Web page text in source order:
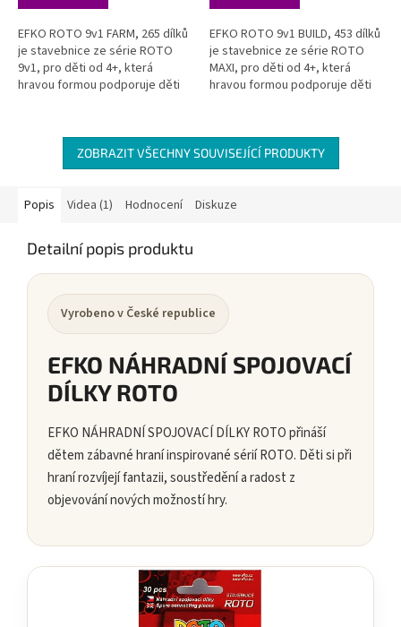
EFKO ROTO 9v1 FARM, 265 dílků
je stavebnice ze série ROTO
9v1, pro děti od 4+, která
hravou formou podporuje děti
EFKO ROTO 9v1 BUILD, 453 dílků
je stavebnice ze série ROTO
MAXI, pro děti od 4+, která
hravou formou podporuje děti
ZOBRAZIT VŠECHNY SOUVISEJÍCÍ PRODUKTY
Popis Videa (1) Hodnocení Diskuze
Detailní popis produktu
Vyrobeno v České republice
EFKO NÁHRADNÍ SPOJOVACÍ
DÍLKY ROTO
EFKO NÁHRADNÍ SPOJOVACÍ DÍLKY ROTO přináší
dětem zábavné hraní inspirované sérií ROTO. Děti si při
hraní rozvíjejí fantazii, soustředění a radost z
objevování nových možností hry.